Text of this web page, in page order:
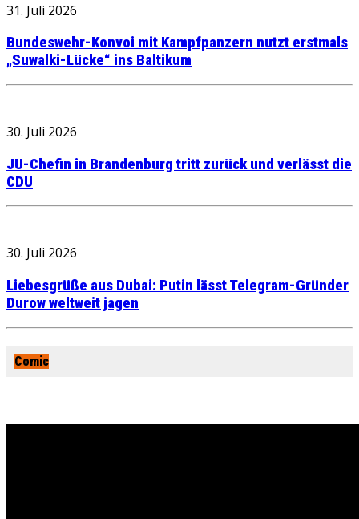
31. Juli 2026
Bundeswehr-Konvoi mit Kampfpanzern nutzt erstmals
„Suwalki-Lücke“ ins Baltikum
30. Juli 2026
JU-Chefin in Brandenburg tritt zurück und verlässt die
CDU
30. Juli 2026
Liebesgrüße aus Dubai: Putin lässt Telegram-Gründer
Durow weltweit jagen
Comic